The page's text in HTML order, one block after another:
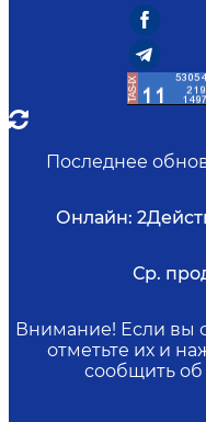
Последнее
Онлайн: 2
Ср.
Внимание! Если вы
отметьте их и
сообщить